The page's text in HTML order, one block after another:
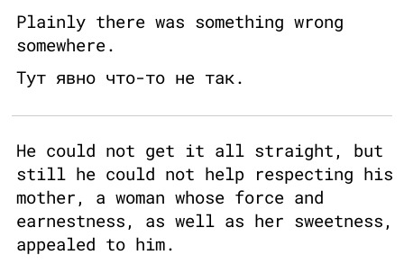
Plainly there was something wrong
somewhere.
Тут явно что-то не так.
He could not get it all straight, but
still he could not help respecting his
mother, a woman whose force and
earnestness, as well as her sweetness,
appealed to him.